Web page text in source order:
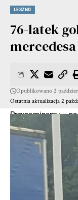
Przypominamy –
zarzuty
oraz
katastrofy w ruchu
winy, odmówił
wolność, ale nie
prawo jazdy.
LESZNO
76-latek
mercedesa
Ostatnia aktualizacja 2
Opublikowano 2